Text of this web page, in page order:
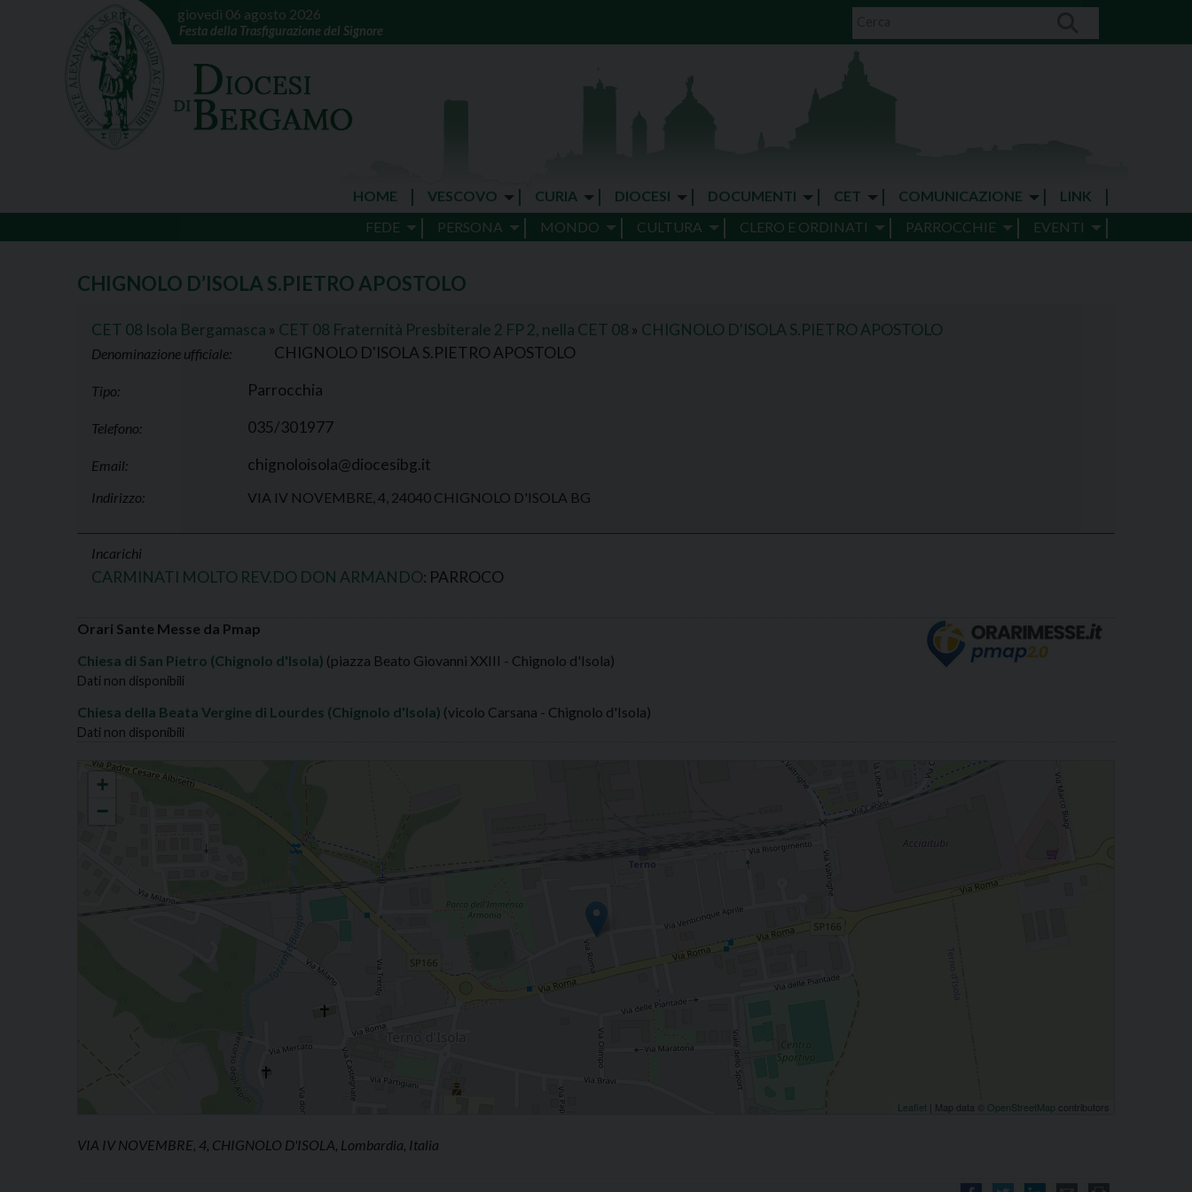
giovedì 06 agosto 2026
Festa della Trasfigurazione del Signore
HOME VESCOVO CURIA DIOCESI DOCUMENTI CET COMUNICAZIONE
LINK
FEDE
PERSONA MONDO CULTURA CLERO E ORDINATI PARROCCHIE EVENTI
CHIGNOLO D’ISOLA S.PIETRO APOSTOLO
CET 08 Isola Bergamasca » CET 08 Fraternità Presbiterale 2 FP 2, nella CET 08 » CHIGNOLO D'ISOLA S.PIETRO APOSTOLO
Denominazione ufficiale: CHIGNOLO D'ISOLA S.PIETRO APOSTOLO
Tipo: Parrocchia
Telefono: 035/301977
Email: chignoloisola@diocesibg.it
Indirizzo: VIA IV NOVEMBRE, 4, 24040 CHIGNOLO D'ISOLA BG
Incarichi
CARMINATI MOLTO REV.DO DON ARMANDO: PARROCO
Orari Sante Messe da Pmap
Chiesa di San Pietro (Chignolo d'Isola) (piazza Beato Giovanni XXIII - Chignolo d'Isola)
Dati non disponibili
Chiesa della Beata Vergine di Lourdes (Chignolo d'Isola) (vicolo Carsana - Chignolo d'Isola)
Dati non disponibili
CHIGNOLO D'ISOLA S.PIETRO APOSTOLO
+
−
Leaflet | Map data © OpenStreetMap contributors
VIA IV NOVEMBRE, 4, CHIGNOLO D'ISOLA, Lombardia, Italia